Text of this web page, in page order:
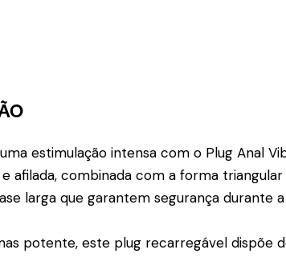
estimulação intensa com o Plug Anal
afilada, combinada com a forma
larga que garantem segurança durante a
potente, este plug recarregável dispõe